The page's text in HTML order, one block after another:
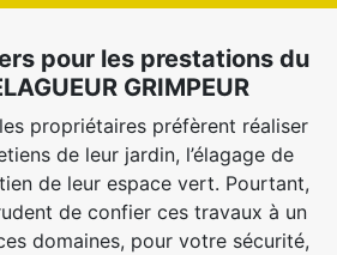
pour les prestations du
GRIMPEUR
propriétaires préfèrent réaliser
de leur jardin, l’élagage de
de leur espace vert. Pourtant,
de confier ces travaux à un
domaines, pour votre sécurité,